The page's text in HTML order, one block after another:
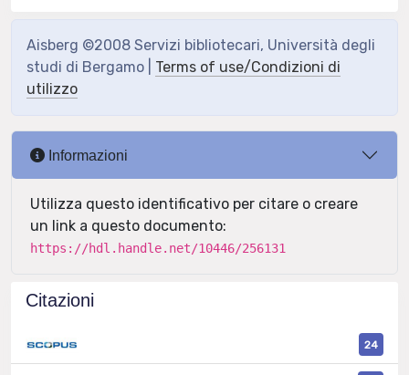
Aisberg ©2008 Servizi bibliotecari, Università degli
studi di Bergamo | Terms of use/Condizioni di
utilizzo
Informazioni
Utilizza questo identificativo per citare o creare
un link a questo documento:
https://hdl.handle.net/10446/256131
Citazioni
24